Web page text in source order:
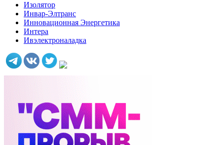
Изолятор
Инвар-Элтранс
Инновационная Энергетика
Интера
Ивэлектроналадка